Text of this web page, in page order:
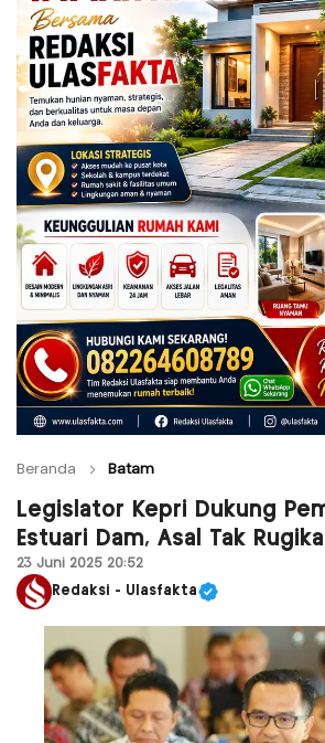
Beranda Batam
Legislator Kepri Dukung
Estuari Dam, Asal Tak
23 Juni 2025 20:52
Redaksi - Ulasfakta